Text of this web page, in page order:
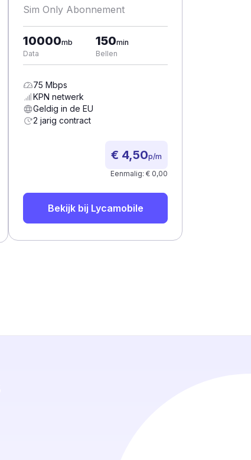
Sim Only Abonnement
10000mb
Data
150min
Bellen
75 Mbps
KPN netwerk
Geldig in de EU
2 jarig contract
€ 4,50p/m
Eenmalig: € 0,00
Bekijk bij Lycamobile